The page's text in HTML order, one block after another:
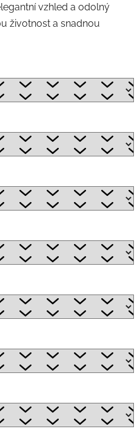
vzhled a odolný
životnost a snadnou